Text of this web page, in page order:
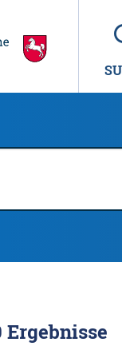
Ergebnisse